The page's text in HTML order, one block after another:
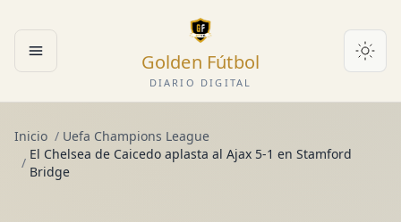
Abrir menú Golden Fútbol
DIARIO DIGITAL
Inicio / Uefa Champions League
/
El Chelsea de Caicedo aplasta al Ajax 5-1 en Stamford
Bridge